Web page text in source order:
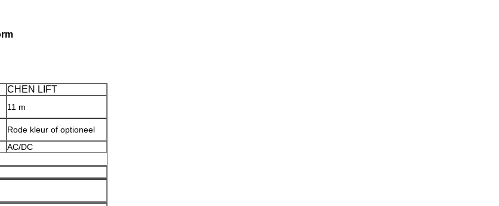
CHEN LIFT
11 m
Rode kleur of optioneel
AC/DC